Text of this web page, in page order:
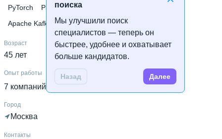
поиска
Мы улучшили поиск
специалистов — теперь он
быстрее, удобнее и охватывает
больше кандидатов.
Назад Далее
PyTorch
Pandas Apache Airflow
Apache Kafka
Объектное хранилище S3
Возраст
45 лет
Опыт работы
7 компаний
Город
Москва
Контакты